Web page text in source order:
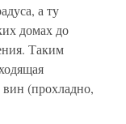
а ту
домах до
Таким
(прохладно,